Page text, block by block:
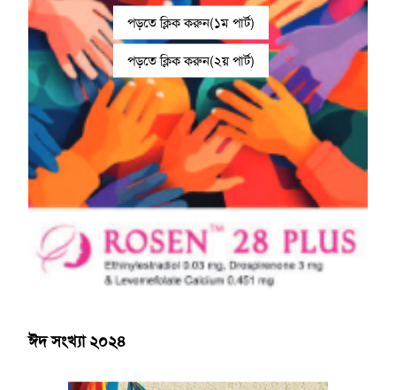
পড়তে ক্লিক করুন(১ম পার্ট)
পড়তে ক্লিক করুন(২য় পার্ট)
ঈদ সংখ্যা ২০২৪